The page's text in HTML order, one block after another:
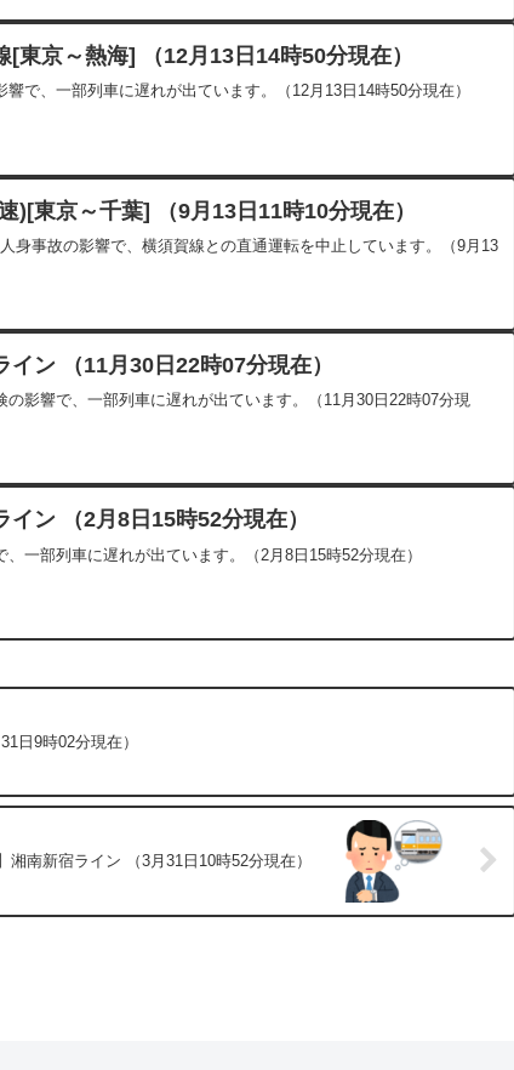
[東京～熱海] （12月13日14時50分現在）
で、一部列車に遅れが出ています。（12月13日14時50分現在）
)[東京～千葉] （9月13日11時10分現在）
身事故の影響で、横須賀線との直通運転を中止しています。（9月13
イン （11月30日22時07分現在）
の影響で、一部列車に遅れが出ています。（11月30日22時07分現
イン （2月8日15時52分現在）
一部列車に遅れが出ています。（2月8日15時52分現在）
日9時02分現在）
湘南新宿ライン （3月31日10時52分現在）